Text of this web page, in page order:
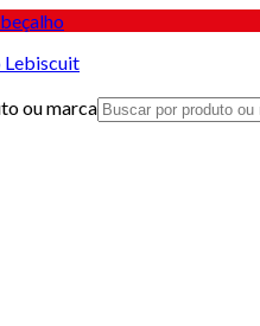
ou marca